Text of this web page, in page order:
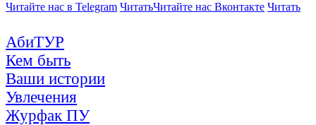
Читайте нас в Telegram ЧитатьЧитайте нас Вконтакте Читать
АбиТУР
Кем быть
Ваши истории
Увлечения
Журфак ПУ